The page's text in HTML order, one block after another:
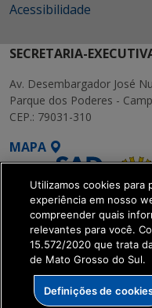
Acessibilidade
SECRETARIA-
Av. Desembargador José
Parque dos Poderes -
CEP.: 79031-310
MAPA
SETDIG | Secretaria-
Executiva de
Transformação
Utilizamos cookies para
experiência em nosso
compreender quais
relevantes para você.
15.572/2020 que trata
de Mato Grosso do Sul.
Definições de